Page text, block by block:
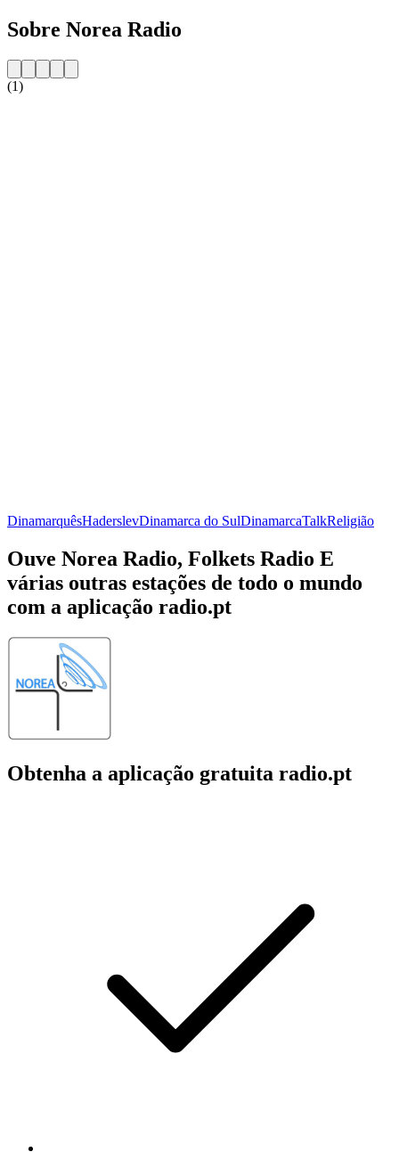
Sobre Norea Radio
(1)
DinamarquêsHaderslevDinamarca do SulDinamarcaTalkReligião
Ouve Norea Radio, Folkets Radio E
várias outras estações de todo o mundo
com a aplicação radio.pt
Obtenha a aplicação gratuita radio.pt